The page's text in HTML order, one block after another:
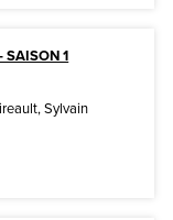
SAISON 1
Sylvain